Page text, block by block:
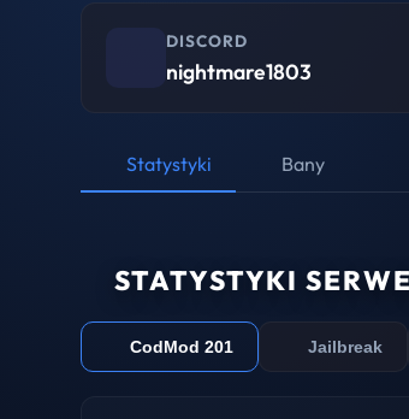
DISCORD
nightmare1803
Statystyki Bany
STATYSTYKI
CodMod 201 Jailbreak